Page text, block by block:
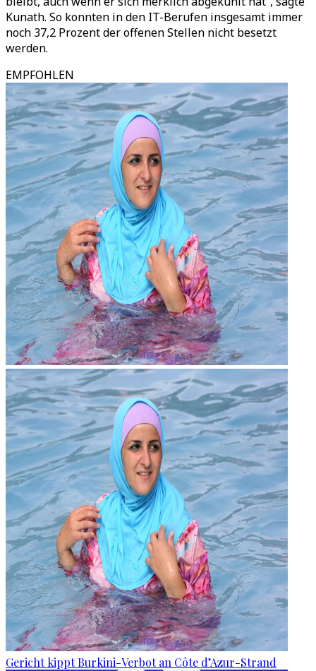
Kunath. So konnten in den IT-Berufen insgesamt immer
noch 37,2 Prozent der offenen Stellen nicht besetzt
werden.
EMPFOHLEN
Gericht kippt Burkini-Verbot an Côte d’Azur-Strand